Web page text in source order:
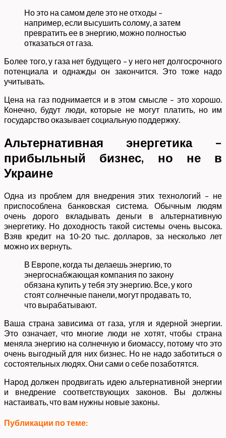
Но это на самом деле это не отходы –
например, если высушить солому, а затем
превратить ее в энергию, можно полностью
отказаться от газа.
Более того, у газа нет будущего – у него нет долгосрочного
потенциала и однажды он закончится. Это тоже надо
учитывать.
Цена на газ поднимается и в этом смысле – это хорошо.
Конечно, будут люди, которые не могут платить, но им
государство оказывает социальную поддержку.
Альтернативная энергетика –
прибыльный бизнес, но не в
Украине
Одна из проблем для внедрения этих технологий – не
приспособлена банковская система. Обычным людям
очень дорого вкладывать деньги в альтернативную
энергетику. Но доходность такой системы очень высока.
Взяв кредит на 10-20 тыс. долларов, за несколько лет
можно их вернуть.
В Европе, когда ты делаешь энергию, то
энергоснабжающая компания по закону
обязана купить у тебя эту энергию. Все, у кого
стоят солнечные панели, могут продавать то,
что вырабатывают.
Ваша страна зависима от газа, угля и ядерной энергии.
Это означает, что многие люди не хотят, чтобы страна
меняла энергию на солнечную и биомассу, потому что это
очень выгодный для них бизнес. Но не надо заботиться о
состоятельных людях. Они сами о себе позаботятся.
Народ должен продвигать идею альтернативной энергии
и внедрение соответствующих законов. Вы должны
настаивать, что вам нужны новые законы.
Публикации по теме: